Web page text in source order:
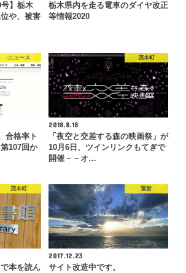
号】栃木
や、被害
栃木県内を走る電車のダイヤ改正
等情報2020
ニュース
合格率ト
107回か
茂木町
2018.8.18
「夜空と交差する森の映画祭」が
10月6日、ツインリンクもてぎで
開催－－オ…
茂木町
本を読ん
運営
2017.12.23
サイト改造中です。